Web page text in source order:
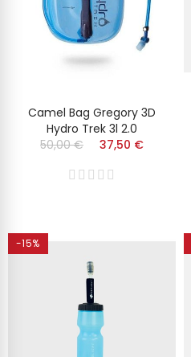
Camel Bag Gregory 3D
Hydro Trek 3l 2.0
50,00 €
37,50 €
-15%